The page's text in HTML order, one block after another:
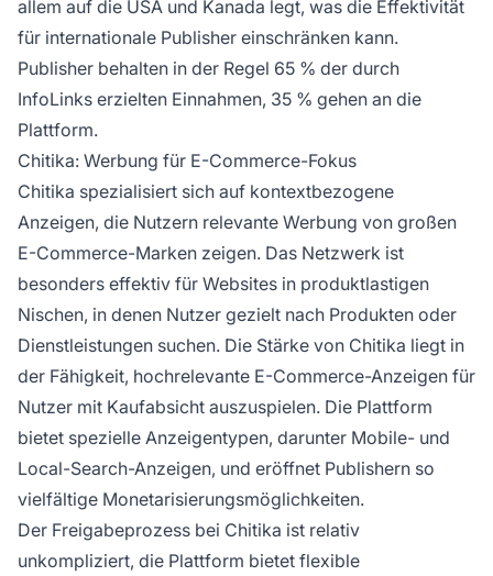
allem auf die USA und Kanada legt, was die Effektivität
für internationale Publisher einschränken kann.
Publisher behalten in der Regel 65 % der durch
InfoLinks erzielten Einnahmen, 35 % gehen an die
Plattform.
Chitika: Werbung für E-Commerce-Fokus
Chitika spezialisiert sich auf kontextbezogene
Anzeigen, die Nutzern relevante Werbung von großen
E-Commerce-Marken zeigen. Das Netzwerk ist
besonders effektiv für Websites in produktlastigen
Nischen, in denen Nutzer gezielt nach Produkten oder
Dienstleistungen suchen. Die Stärke von Chitika liegt in
der Fähigkeit, hochrelevante E-Commerce-Anzeigen für
Nutzer mit Kaufabsicht auszuspielen. Die Plattform
bietet spezielle Anzeigentypen, darunter Mobile- und
Local-Search-Anzeigen, und eröffnet Publishern so
vielfältige Monetarisierungsmöglichkeiten.
Der Freigabeprozess bei Chitika ist relativ
unkompliziert, die Plattform bietet flexible